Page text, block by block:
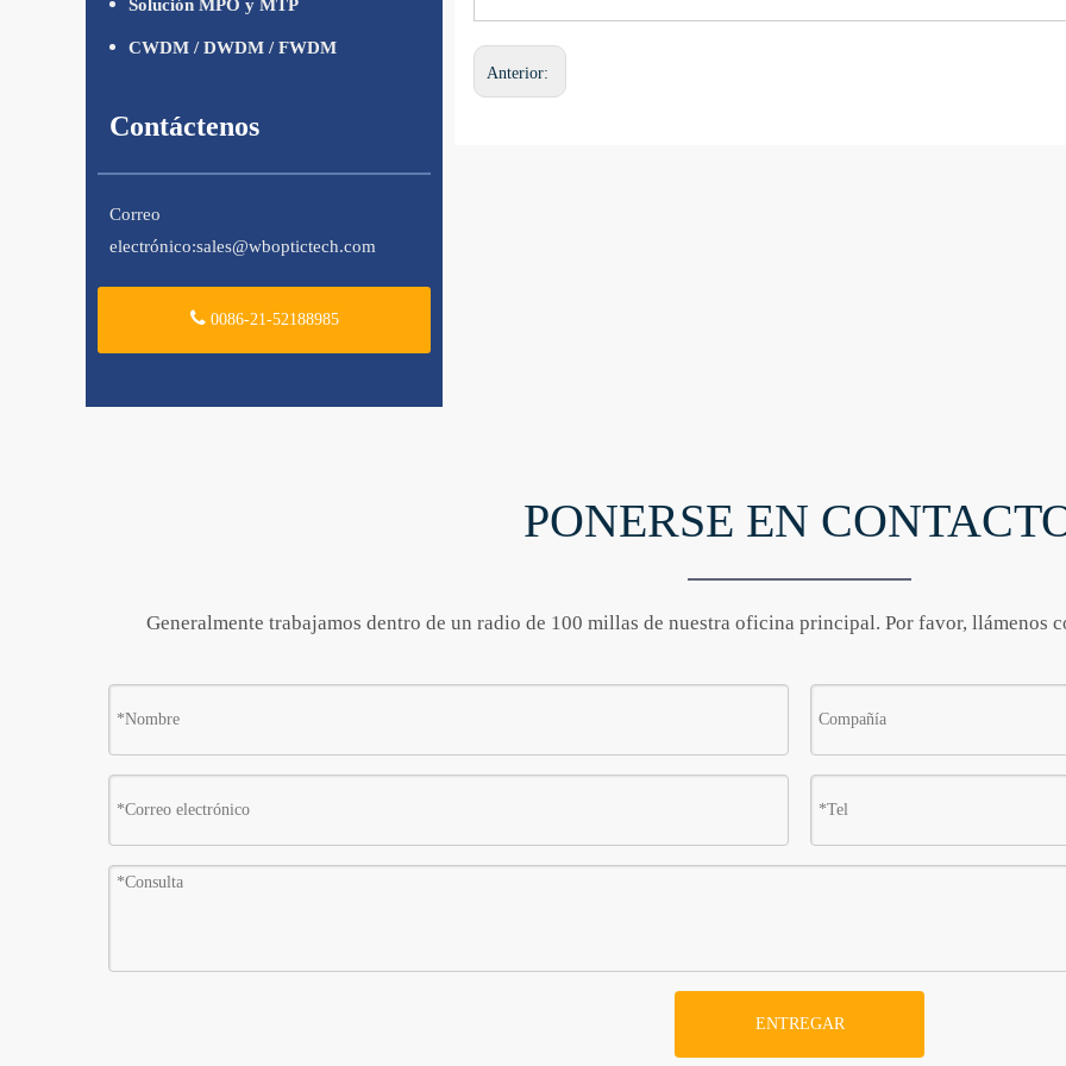
Solución MPO y MTP
CWDM / DWDM / FWDM
Contáctenos
Correo
electrónico:sales@wboptictech.com
0086-21-52188985
Anterior:
PONERSE EN
Generalmente trabajamos dentro de un radio de 100 millas de nuestra oficina principal. Por favor, llámenos
ENTREGAR